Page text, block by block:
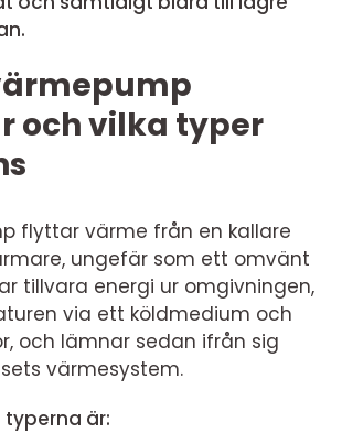
och vilka typer
flyttar värme från en kallare
ungefär som ett omvänt
tillvara energi ur omgivningen,
via ett köldmedium och
och lämnar sedan ifrån sig
värmesystem.
är: